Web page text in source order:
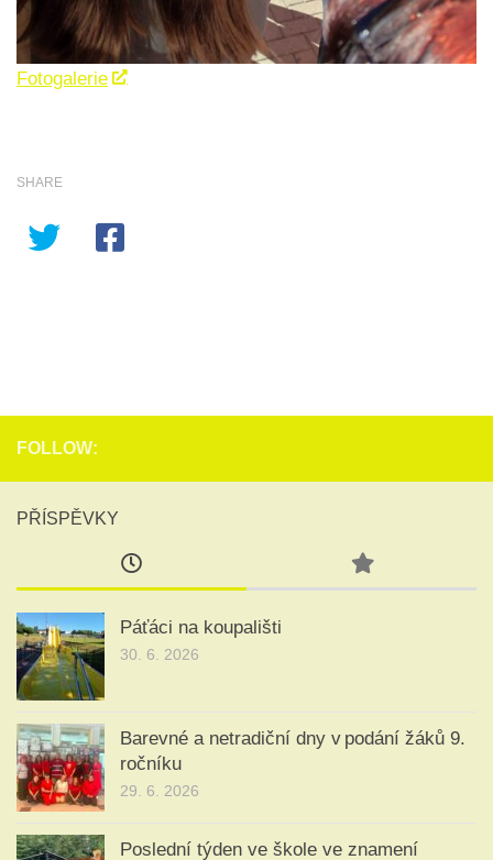
Fotogalerie
SHARE
FOLLOW:
PŘÍSPĚVKY
Páťáci na koupališti
30. 6. 2026
Barevné a netradiční dny v podání žáků 9.
ročníku
29. 6. 2026
Poslední týden ve škole ve znamení